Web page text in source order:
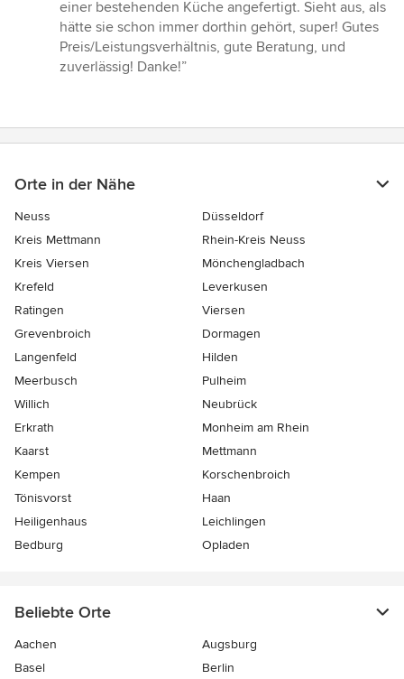
von
5
Sternen
einer bestehenden Küche angefertigt. Sieht aus, als
hätte sie schon immer dorthin gehört, super! Gutes
Preis/Leistungsverhältnis, gute Beratung, und
zuverlässig! Danke!”
Orte in der Nähe
Neuss
Düsseldorf
Kreis Mettmann
Rhein-Kreis Neuss
Kreis Viersen
Mönchengladbach
Krefeld
Leverkusen
Ratingen
Viersen
Grevenbroich
Dormagen
Langenfeld
Hilden
Meerbusch
Pulheim
Willich
Neubrück
Erkrath
Monheim am Rhein
Kaarst
Mettmann
Kempen
Korschenbroich
Tönisvorst
Haan
Heiligenhaus
Leichlingen
Bedburg
Opladen
Beliebte Orte
Aachen
Augsburg
Basel
Berlin